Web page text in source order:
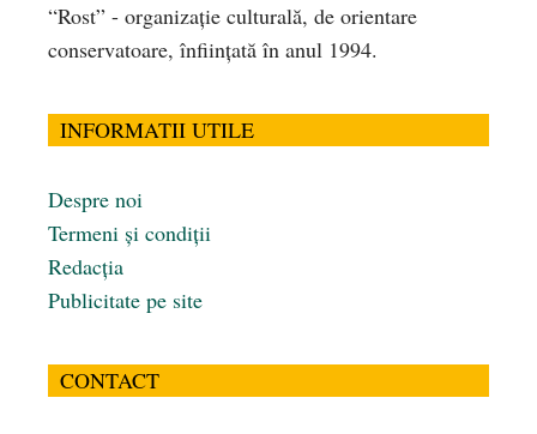
“Rost” - organizaţie culturală, de orientare
conservatoare, înfiinţată în anul 1994.
INFORMATII UTILE
Despre noi
Termeni și condiții
Redacția
Publicitate pe site
CONTACT